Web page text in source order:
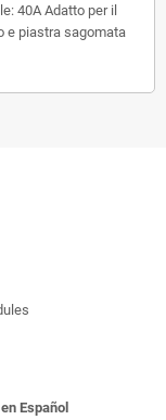
40A Adatto per il
e piastra sagomata
Español